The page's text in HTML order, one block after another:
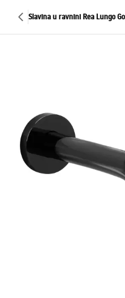
Slavina u ravnini Rea Lungo